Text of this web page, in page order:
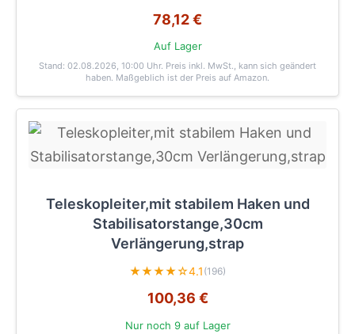
78,12 €
Auf Lager
Stand: 02.08.2026, 10:00 Uhr. Preis inkl. MwSt., kann sich geändert
haben. Maßgeblich ist der Preis auf Amazon.
Teleskopleiter,mit stabilem Haken und
Stabilisatorstange,30cm
Verlängerung,strap
★★★★☆4.1 (196)
100,36 €
Nur noch 9 auf Lager